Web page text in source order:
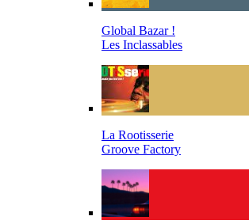
Global Bazar !
Les Inclassables
La Rootisserie
Groove Factory